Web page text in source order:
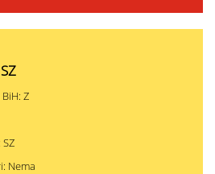
Z
Nema